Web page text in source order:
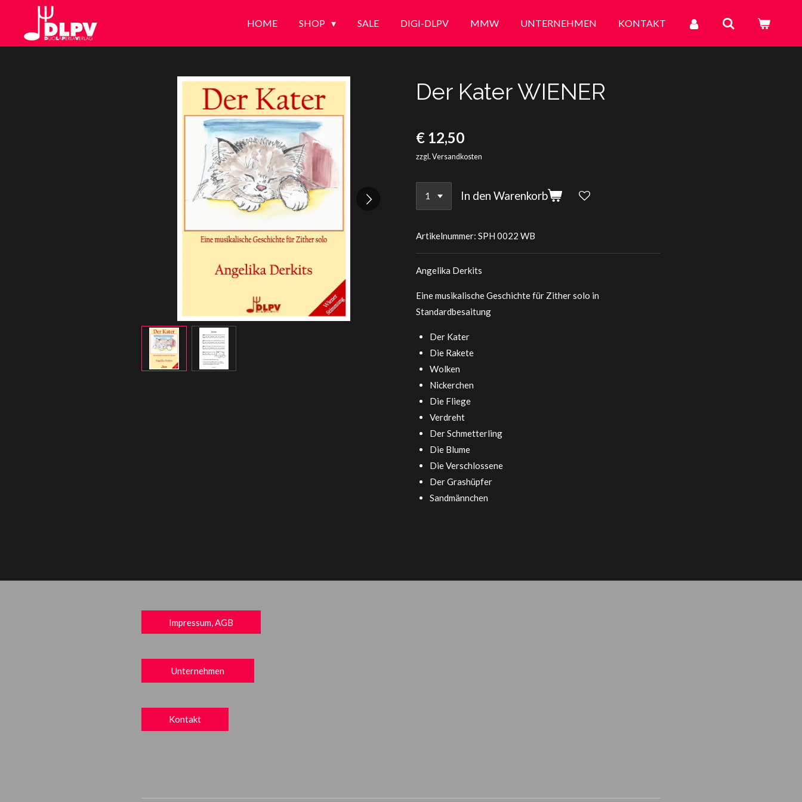
Hauptinhalt
springen
HOME SHOP SALE DIGI-DLPV MMW UNTERNEHMEN KONTAKT
Der Kater WIENER
€ 12,50
zzgl. Versandkosten
In den Warenkorb
Artikelnummer: SPH 0022 WB
Angelika Derkits
Eine musikalische Geschichte für Zither solo in
Standardbesaitung
Der Kater
Die Rakete
Wolken
Nickerchen
Die Fliege
Verdreht
Der Schmetterling
Die Blume
Die Verschlossene
Der Grashüpfer
Sandmännchen
Impressum, AGB
Unternehmen
Kontakt